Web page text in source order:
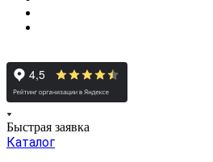
Быстрая заявка
Каталог